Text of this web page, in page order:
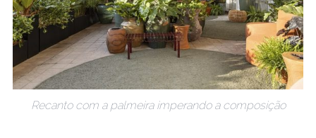
Recanto com a palmeira imperando a composição